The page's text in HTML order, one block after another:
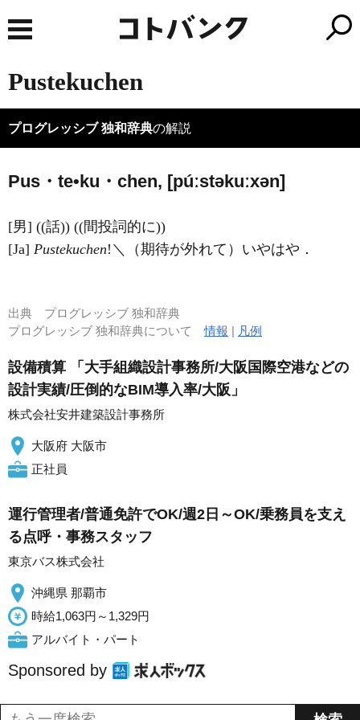
Pustekuchen
プログレッシブ 独和辞典の解説
Pus・te•ku・chen, [púːstəkuːxən]
[男] ((話)) ((間投詞的に))
[Ja] Pustekuchen!＼（期待が外れて）いやはや．
出典 プログレッシブ 独和辞典
プログレッシブ 独和辞典について情報 | 凡例
設備積算 「大手組織設計事務所/大阪国際空港などの
設計実績/圧倒的なBIM導入率/大阪」
株式会社安井建築設計事務所
大阪府 大阪市
正社員
運行管理者/普通免許でOK/週2日～OK/乗務員を支え
る点呼・事務スタッフ
東京バス株式会社
沖縄県 那覇市
時給1,063円～1,329円
アルバイト・パート
Sponsored by